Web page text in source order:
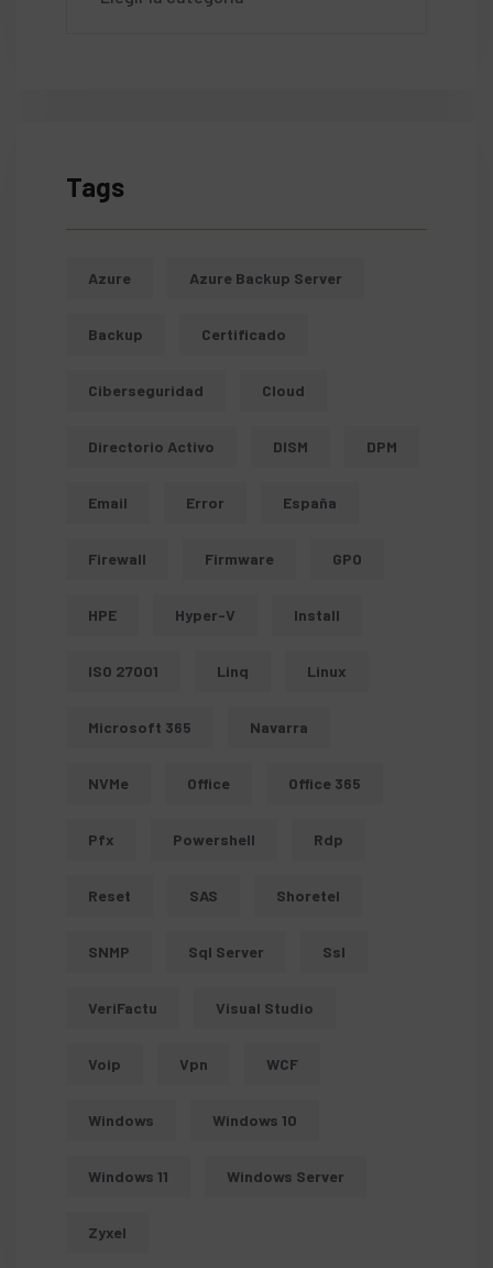
Tags
Azure Azure Backup Server
Backup Certificado
Ciberseguridad Cloud
Directorio Activo DISM DPM
Email Error España
Firewall Firmware GPO
HPE Hyper-V Install
ISO 27001 Linq Linux
Microsoft 365 Navarra
NVMe Office Office 365
Pfx Powershell Rdp
Reset SAS Shoretel
SNMP Sql Server Ssl
VeriFactu Visual Studio
Voip Vpn WCF
Windows Windows 10
Windows 11 Windows Server
Zyxel